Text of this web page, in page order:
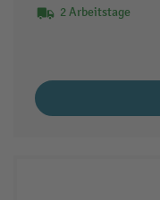
2 Arbeitstage